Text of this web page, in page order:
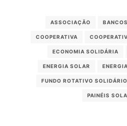
ASSOCIAÇÃO
COOPERATIVA
ECONOMIA SOLIDÁRIA
ENERGIA SOLAR
FUNDO ROTATIVO SOLIDÁRIO
PAINÉIS